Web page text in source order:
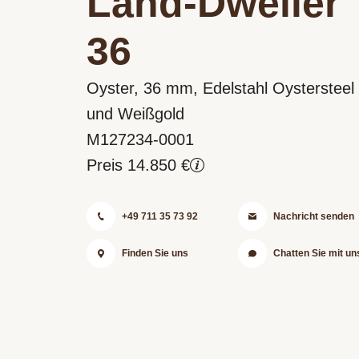
36
Oyster, 36 mm, Edelstahl Oystersteel
und Weißgold
M127234-0001
Preis 14.850 €
+49 711 35 73 92 Nachricht senden
Finden Sie uns Chatten Sie mit